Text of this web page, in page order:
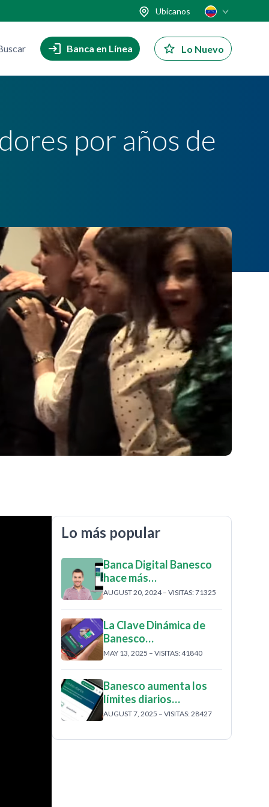
Ubícanos
Banca en Línea Lo Nuevo
por años de
Lo más popular
Banca Digital Banesco
hace más…
AUGUST 20, 2024 – VISITAS: 71325
La Clave Dinámica de
Banesco…
MAY 13, 2025 – VISITAS: 41840
Banesco aumenta los
límites diarios…
AUGUST 7, 2025 – VISITAS: 28427